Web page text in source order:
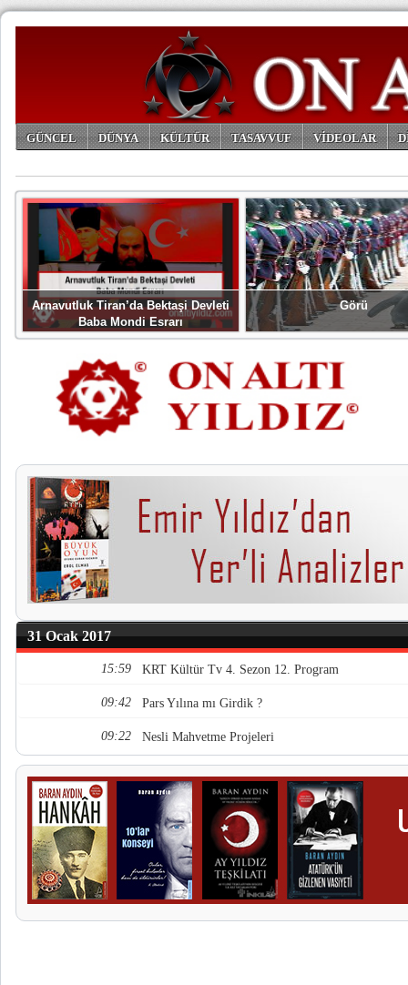
GÜNCEL DÜNYA KÜLTÜR TASAVVUF VİDEOLAR
Arnavutluk Tiran’da Bektaşi Devleti
Baba Mondi Esrarı
Görü
31 Ocak 2017
15:59 KRT Kültür Tv 4. Sezon 12. Program
09:42 Pars Yılına mı Girdik ?
09:22 Nesli Mahvetme Projeleri